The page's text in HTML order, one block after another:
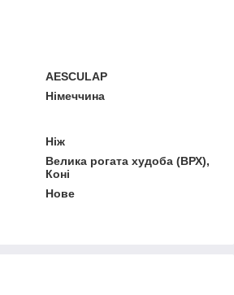
AESCULAP
Німеччина
Ніж
Велика рогата худоба (ВРХ),
Коні
Нове